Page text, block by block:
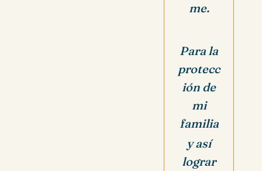
me.
Para la
protecc
ión de
mi
familia
y así
lograr